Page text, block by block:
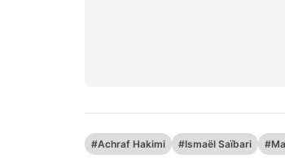
#Achraf Hakimi #Ismaël Saïbari